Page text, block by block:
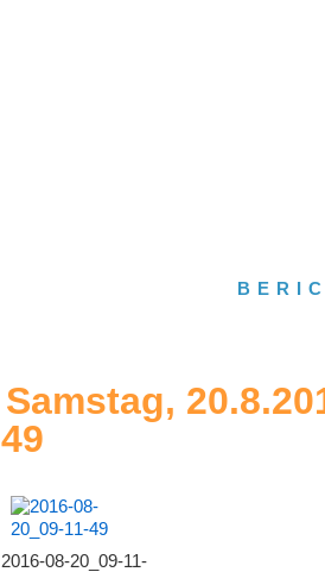
Samstag,
49
2016-08-20_09-11-